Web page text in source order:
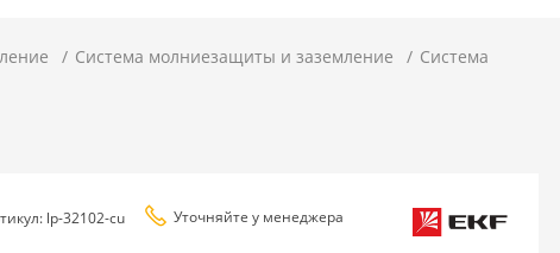
Система молниезащиты и заземление
Система
lp-32102-cu Уточняйте у менеджера